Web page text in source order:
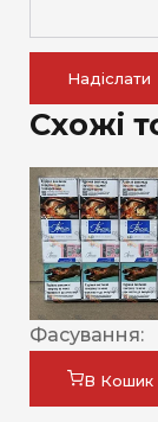
Надіслати
Схожі
Фасування:
В Кошик